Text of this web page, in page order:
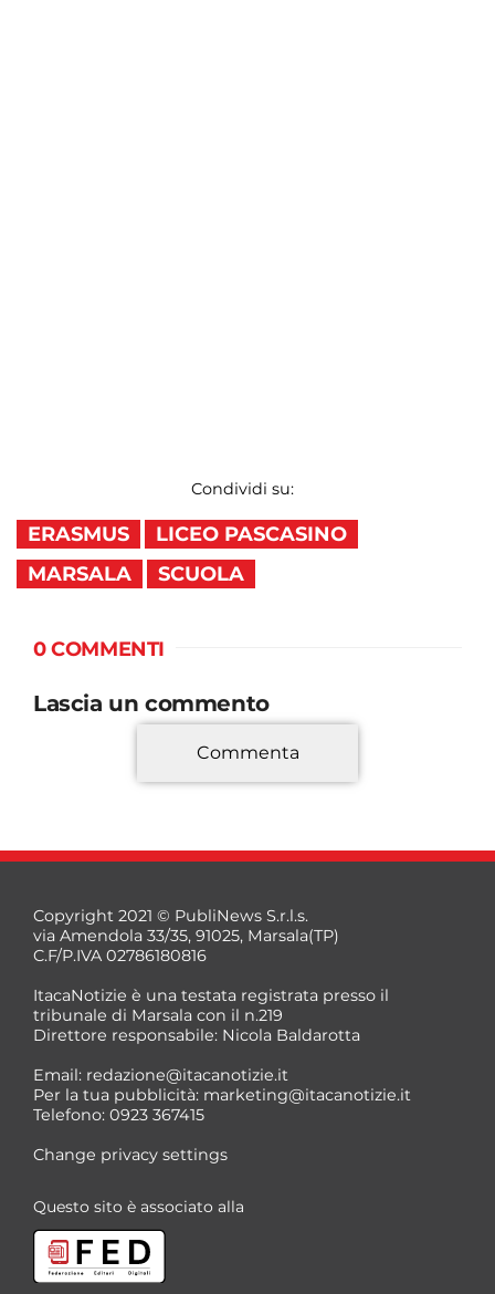
Condividi su:
ERASMUS
LICEO PASCASINO
MARSALA
SCUOLA
0 COMMENTI
Lascia un commento
*
*
Commenta
Copyright 2021 © PubliNews S.r.l.s.
via Amendola 33/35, 91025, Marsala(TP)
C.F/P.IVA 02786180816
ItacaNotizie è una testata registrata presso il
tribunale di Marsala con il n.219
Direttore responsabile: Nicola Baldarotta
Email: redazione@itacanotizie.it
Per la tua pubblicità: marketing@itacanotizie.it
Telefono: 0923 367415
Change privacy settings
Questo sito è associato alla